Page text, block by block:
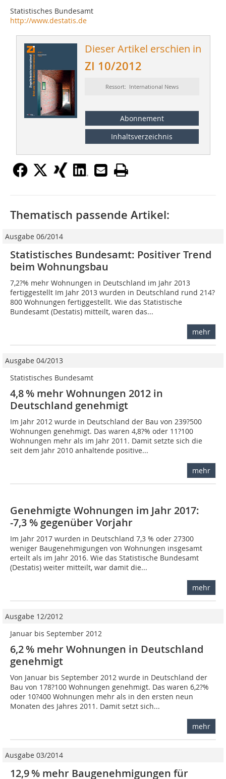
Statistisches Bundesamt
http://www.destatis.de
Dieser Artikel erschien in
ZI 10/2012
Ressort: International News
Abonnement
Inhaltsverzeichnis
Thematisch passende Artikel:
Ausgabe 06/2014
Statistisches Bundesamt: Positiver Trend
beim Wohnungsbau
7,2?% mehr Wohnungen in Deutschland im Jahr 2013
fertiggestellt Im Jahr 2013 wurden in Deutschland rund 214?
800 Wohnungen fertiggestellt. Wie das Statistische
Bundesamt (Destatis) mitteilt, waren das...
mehr
Ausgabe 04/2013
Statistisches Bundesamt
4,8 % mehr Wohnungen 2012 in
Deutschland genehmigt
Im Jahr 2012 wurde in Deutschland der Bau von 239?500
Wohnungen genehmigt. Das waren 4,8?% oder 11?100
Wohnungen mehr als im Jahr 2011. Damit setzte sich die
seit dem Jahr 2010 anhaltende positive...
mehr
Genehmigte Wohnungen im Jahr 2017:
-7,3 % gegenüber Vorjahr
Im Jahr 2017 wurden in Deutschland 7,3 % oder 27300
weniger Baugenehmigungen von Wohnungen insgesamt
erteilt als im Jahr 2016. Wie das Statistische Bundesamt
(Destatis) weiter mitteilt, war damit die...
mehr
Ausgabe 12/2012
Januar bis September 2012
6,2 % mehr Wohnungen in Deutschland
genehmigt
Von Januar bis September 2012 wurde in Deutschland der
Bau von 178?100 Wohnungen genehmigt. Das waren 6,2?%
oder 10?400 Wohnungen mehr als in den ersten neun
Monaten des Jahres 2011. Damit setzt sich...
mehr
Ausgabe 03/2014
12,9 % mehr Baugenehmigungen für